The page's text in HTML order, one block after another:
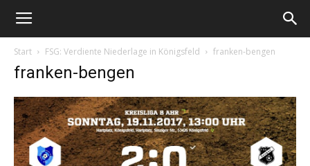
Start FSG: Verdiente Niederlage in Königsfeld franken-bengen
franken-bengen